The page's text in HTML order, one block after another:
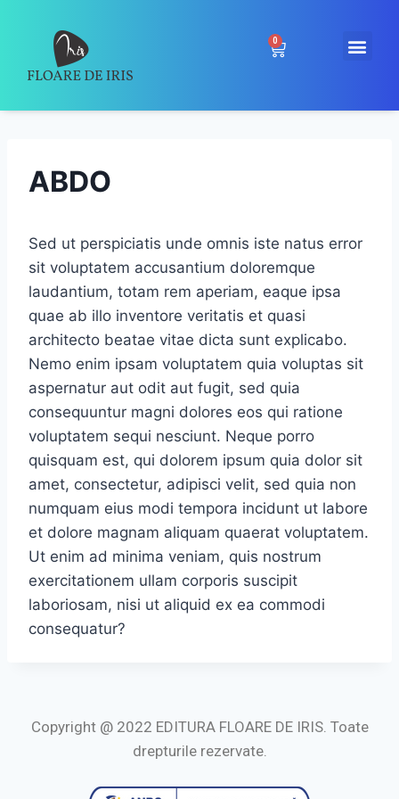
0
ABDO
Sed ut perspiciatis unde omnis iste natus error
sit voluptatem accusantium doloremque
laudantium, totam rem aperiam, eaque ipsa
quae ab illo inventore veritatis et quasi
architecto beatae vitae dicta sunt explicabo.
Nemo enim ipsam voluptatem quia voluptas sit
aspernatur aut odit aut fugit, sed quia
consequuntur magni dolores eos qui ratione
voluptatem sequi nesciunt. Neque porro
quisquam est, qui dolorem ipsum quia dolor sit
amet, consectetur, adipisci velit, sed quia non
numquam eius modi tempora incidunt ut labore
et dolore magnam aliquam quaerat voluptatem.
Ut enim ad minima veniam, quis nostrum
exercitationem ullam corporis suscipit
laboriosam, nisi ut aliquid ex ea commodi
consequatur?
Copyright @ 2022 EDITURA FLOARE DE IRIS. Toate
drepturile rezervate.